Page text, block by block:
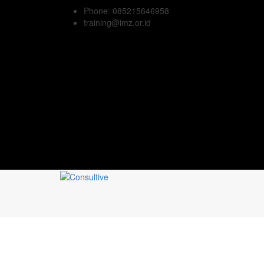
Phone: 085215646958
training@imz.or.id